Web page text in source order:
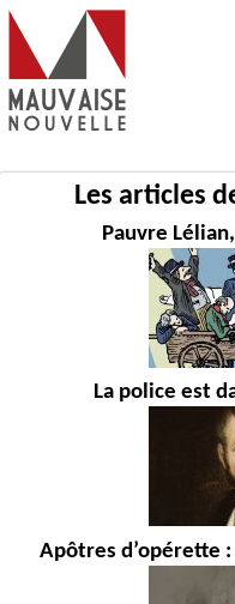
Les articles
Pauvre
La police est
Apôtres d’opérette